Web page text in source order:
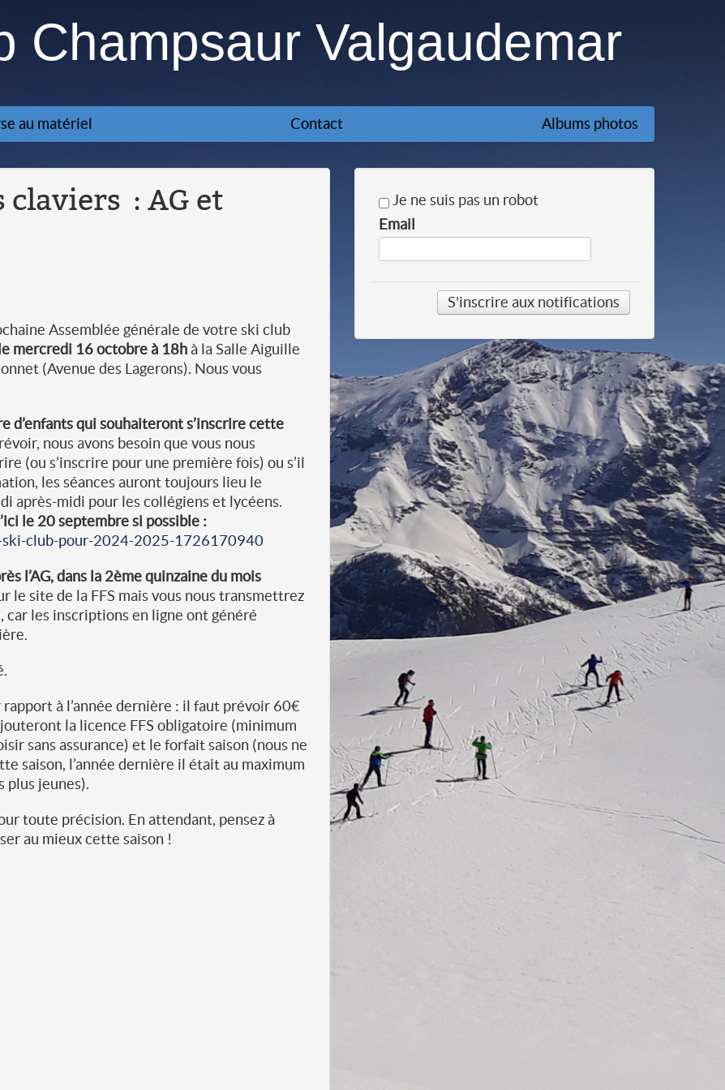
Champsaur Valgaudemar
au matériel Contact Albums photos
claviers : AG et
Assemblée générale de votre ski club
le mercredi 16 octobre à 18h à la Salle Aiguille
(Avenue des Lagerons). Nous vous
d’enfants qui souhaiteront s’inscrire cette
nous avons besoin que vous nous
(ou s’inscrire pour une première fois) ou s’il
les séances auront toujours lieu le
après-midi pour les collégiens et lycéens.
le 20 septembre si possible :
club-pour-2024-2025-1726170940
l’AG, dans la 2ème quinzaine du mois
le site de la FFS mais vous nous transmettrez
car les inscriptions en ligne ont généré
à l’année dernière : il faut prévoir 60€
la licence FFS obligatoire (minimum
sans assurance) et le forfait saison (nous ne
saison, l’année dernière il était au maximum
plus jeunes).
toute précision. En attendant, pensez à
au mieux cette saison !
Je ne suis pas un robot
Email